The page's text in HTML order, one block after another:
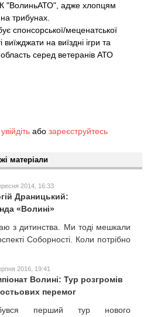
"ВолиньАТО", адже хлопцям
трибунах.
спонсорської/меценатської
на виїздні ігри та
серед ветеранів АТО
увійдіть або зареєструйтесь
матеріали
2014, 16:33
Драницький:
«Волині»
з дитинства. Ми тоді мешкали
Соборності. Коли потрібно
2016, 19:41
Волині: Тур розгромів
перемог
перший тур нового